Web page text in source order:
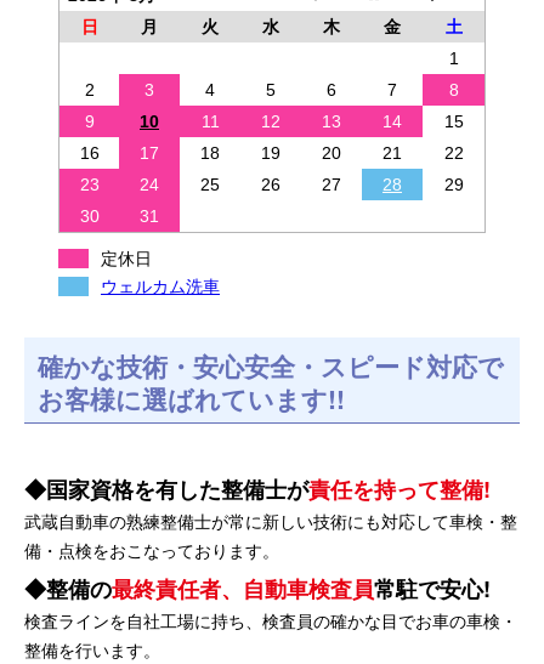
日
月 火 水 木 金
土
1
2
3 4 5 6 7
8
9
10 11 12 13 14
15
16
17 18 19 20 21
22
23
24 25 26 27 28
29
30
31
定休日
ウェルカム洗車
確かな技術・安心安全・スピード対応で
お客様に選ばれています!!
国家資格を有した整備士が責任を持って整備!
武蔵自動車の熟練整備士が常に新しい技術にも対応して車検・整
備・点検をおこなっております。
整備の最終責任者、自動車検査員常駐で安心!
検査ラインを自社工場に持ち、検査員の確かな目でお車の車検・
整備を行います。